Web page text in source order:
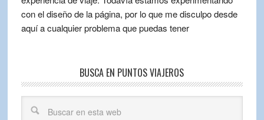
con el diseño de la página, por lo que me disculpo desde
aquí a cualquier problema que puedas tener
BUSCA EN PUNTOS VIAJEROS